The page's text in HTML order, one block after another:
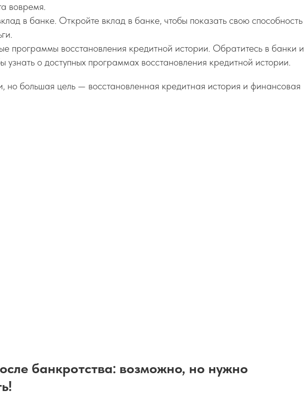
вовремя.
в банке. Откройте вклад в банке, чтобы показать свою способность
программы восстановления кредитной истории. Обратитесь в банки и
о доступных программах восстановления кредитной истории.
но большая цель — восстановленная кредитная история и финансовая
банкротства: возможно, но нужно